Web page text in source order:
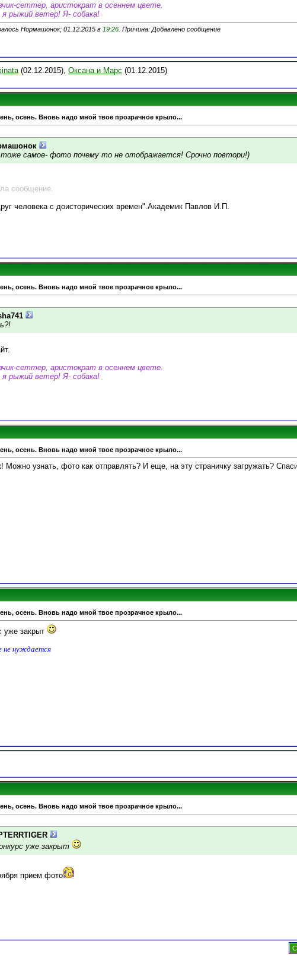
сеттер, аристократ в осеннем цвете.
я рыжий ветер! Я- собака!
Нормашонок; 01.12.2015 в 19:26 . Причина: Добавлено сообщение
(02.12.2015), Оксана и Марс (01.12.2015)
осень. Вновь надо мной твое прозрачное крыло...
самое- фото почему то не отображается! Срочно повтори!)
сообщение.
человека с доисторических времен".Академик Павлов И.П.
осень. Вновь надо мной твое прозрачное крыло...
сеттер, аристократ в осеннем цвете.
я рыжий ветер! Я- собака!
осень. Вновь надо мной твое прозрачное крыло...
Можно узнать, фото как отправлять? И еще, на эту страничку загружать?
осень. Вновь надо мной твое прозрачное крыло...
уже закрыт
не нуждается
осень. Вновь надо мной твое прозрачное крыло...
уже закрыт
прием фото